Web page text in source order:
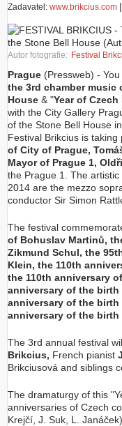
Zadavatel: www.brikcius.com |
Autor fotografie: Festival
Prague (Pressweb) -
the 3rd chamber music
House & "Year of
with the City Gallery
of the Stone Bell House
Festival Brikcius is
of City of Prague,
Mayor of Prague 1,
the Prague 1. The
2014 are the mezzo
conductor Sir Simon
The festival
of Bohuslav Martinů,
Zikmund Schul, the 95
Klein, the 110th
the 110th anniversary
anniversary of the
anniversary of the
anniversary of the
The 3rd annual festival
Brikcius, French pianist
Brikciusová and siblings
The dramaturgy of this
anniversaries of Czech
Krejčí, J. Suk, L.